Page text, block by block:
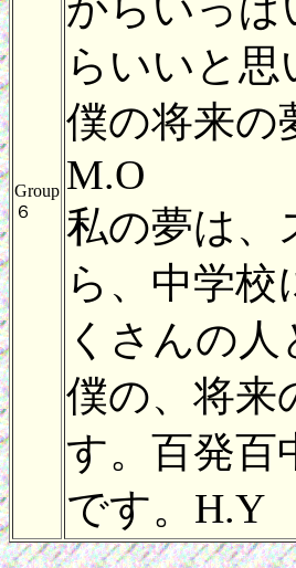
Group
６
らいいと
僕の将来の
M.O
私の夢は、
ら、中学
くさんの
僕の、将来
す。百発百
です。H.Y